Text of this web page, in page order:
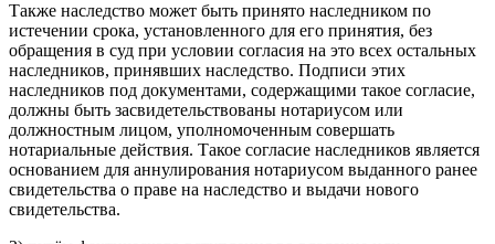
Также наследство может быть принято наследником по
истечении срока, установленного для его принятия, без
обращения в суд при условии согласия на это всех остальных
наследников, принявших наследство. Подписи этих
наследников под документами, содержащими такое согласие,
должны быть засвидетельствованы нотариусом или
должностным лицом, уполномоченным совершать
нотариальные действия. Такое согласие наследников является
основанием для аннулирования нотариусом выданного ранее
свидетельства о праве на наследство и выдачи нового
свидетельства.